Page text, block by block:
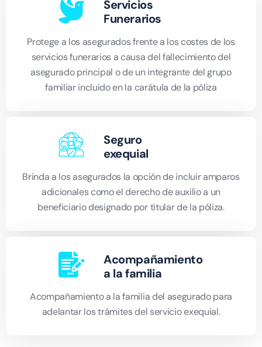
Servicios
Funerarios
Protege a los asegurados frente a los costes de los
servicios funerarios a causa del fallecimiento del
asegurado principal o de un integrante del grupo
familiar incluido en la carátula de la póliza
Seguro
exequial
Brinda a los asegurados la opción de incluir amparos
adicionales como el derecho de auxilio a un
beneficiario designado por titular de la póliza.
Acompañamiento
a la familia
Acompañamiento a la familia del asegurado para
adelantar los trámites del servicio exequial.